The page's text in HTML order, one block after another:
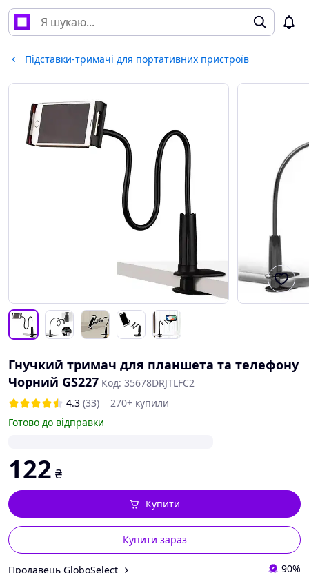
Підставки-тримачі для портативних пристроїв
Гнучкий тримач для планшета та телефону
Чорний GS227 Код: 35678DRJTLFC2
4.3 (33)
270+ купили
Готово до відправки
122 ₴
Купити зараз
Купити
Продавець GloboSelect 90%